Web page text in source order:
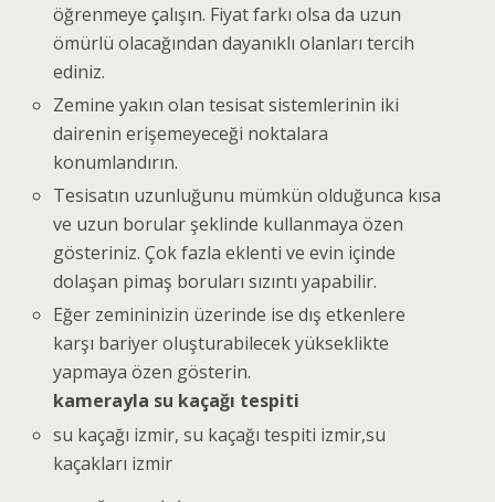
öğrenmeye çalışın. Fiyat farkı olsa da uzun
ömürlü olacağından dayanıklı olanları tercih
ediniz.
Zemine yakın olan tesisat sistemlerinin iki
dairenin erişemeyeceği noktalara
konumlandırın.
Tesisatın uzunluğunu mümkün olduğunca kısa
ve uzun borular şeklinde kullanmaya özen
gösteriniz. Çok fazla eklenti ve evin içinde
dolaşan pimaş boruları sızıntı yapabilir.
Eğer zemininizin üzerinde ise dış etkenlere
karşı bariyer oluşturabilecek yükseklikte
yapmaya özen gösterin.
kamerayla su kaçağı tespiti
su kaçağı izmir, su kaçağı tespiti izmir,su
kaçakları izmir